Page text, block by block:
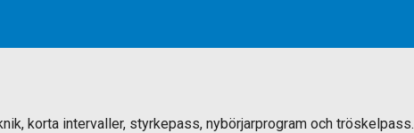
korta intervaller, styrkepass, nybörjarprogram och tröskelpass.